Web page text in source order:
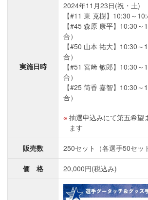
実施日時
2024年11月23日(祝・土)
【#11 東 克樹】10:30～
【#45 森原 康平】10:30
合）
【#50 山本 祐大】10:30
合）
【#51 宮﨑 敏郎】10:30
合）
【#25 筒香 嘉智】10:30
合）
抽選申込みにて第五希望
ます
販売数 250セット（各選手50セッ
価 格 20,000円(税込み)